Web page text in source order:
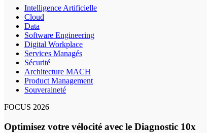
Intelligence Artificielle
Cloud
Data
Software Engineering
Digital Workplace
Services Managés
Sécurité
Architecture MACH
Product Management
Souveraineté
FOCUS 2026
Optimisez votre vélocité avec le Diagnostic 10x